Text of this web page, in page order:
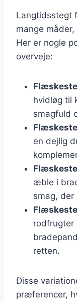
Langtidsstegt
mange
Her er nogle
overveje:
hvidløg til
smagfuld
en dejlig
æble i
smag,
rodfrugter
retten.
Disse
præferencer,